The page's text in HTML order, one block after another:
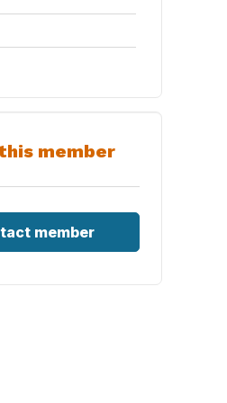
member
member